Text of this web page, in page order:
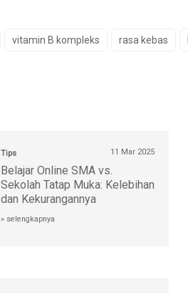
vitamin B kompleks rasa kebas
Tips 11 Mar 2025
Belajar Online SMA vs.
Sekolah Tatap Muka: Kelebihan
dan Kekurangannya
» selengkapnya